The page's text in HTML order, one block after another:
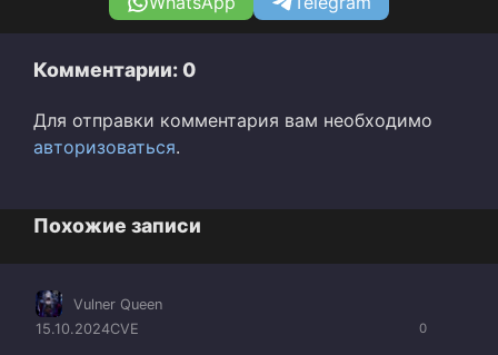
Комментарии: 0
Для отправки комментария вам необходимо
авторизоваться.
Похожие записи
0
Vulner Queen
15.10.2024CVE